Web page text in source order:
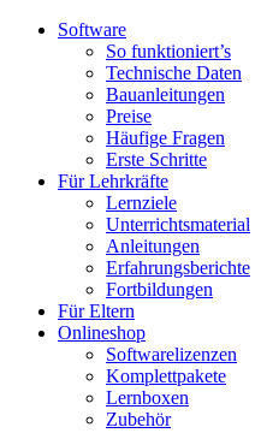
Software
So funktioniert’s
Technische Daten
Bauanleitungen
Preise
Häufige Fragen
Erste Schritte
Für Lehrkräfte
Lernziele
Unterrichtsmaterial
Anleitungen
Erfahrungsberichte
Fortbildungen
Für Eltern
Onlineshop
Softwarelizenzen
Komplettpakete
Lernboxen
Zubehör